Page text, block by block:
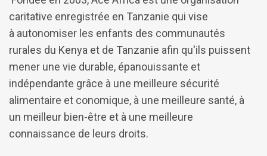
caritative enregistrée en Tanzanie qui vise
à autonomiser les enfants des communautés
rurales du Kenya et de Tanzanie afin qu'ils puissent
mener une vie durable, épanouissante et
indépendante grâce à une meilleure sécurité
alimentaire et conomique, à une meilleure santé, à
un meilleur bien-être et à une meilleure
connaissance de leurs droits.